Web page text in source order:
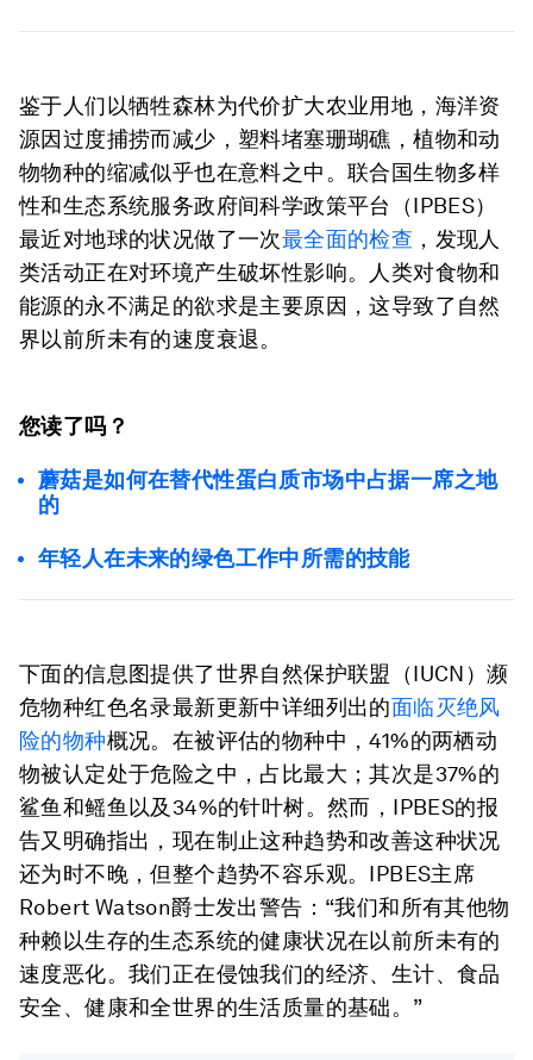
鉴于人们以牺牲森林为代价扩大农业用地，海洋资
源因过度捕捞而减少，塑料堵塞珊瑚礁，植物和动
物物种的缩减似乎也在意料之中。联合国生物多样
性和生态系统服务政府间科学政策平台（IPBES）
最近对地球的状况做了一次最全面的检查 ，发现人
类活动正在对环境产生破坏性影响。人类对食物和
能源的永不满足的欲求是主要原因，这导致了自然
界以前所未有的速度衰退。
您读了吗？
蘑菇是如何在替代性蛋白质市场中占据一席之地
的
年轻人在未来的绿色工作中所需的技能
下面的信息图提供了世界自然保护联盟（IUCN）濒
危物种红色名录最新更新中详细列出的面临灭绝风
险的物种概况。在被评估的物种中，41%的两栖动
物被认定处于危险之中，占比最大；其次是37%的
鲨鱼和鳐鱼以及34%的针叶树。然而，IPBES的报
告又明确指出，现在制止这种趋势和改善这种状况
还为时不晚，但整个趋势不容乐观。IPBES主席
Robert Watson爵士发出警告：“我们和所有其他物
种赖以生存的生态系统的健康状况在以前所未有的
速度恶化。我们正在侵蚀我们的经济、生计、食品
安全、健康和全世界的生活质量的基础。”